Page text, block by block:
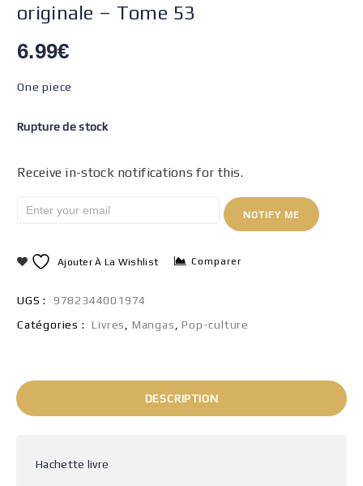
originale – Tome 53
6.99€
One piece
Rupture de stock
Receive in-stock notifications for this.
NOTIFY ME
Ajouter À La Wishlist Comparer
UGS :
9782344001974
Catégories :
Livres Mangas ,Pop-culture
DESCRIPTION
Hachette livre